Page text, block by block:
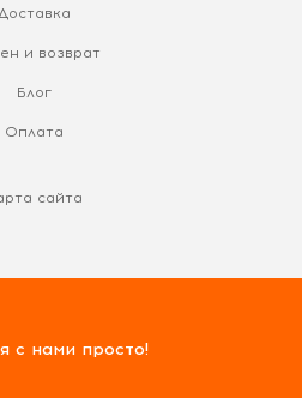
Доставка
и возврат
Блог
Оплата
сайта
с нами просто!